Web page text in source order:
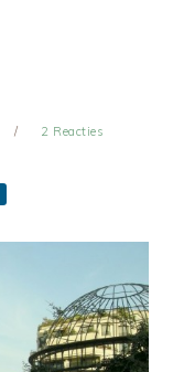
2 Reacties